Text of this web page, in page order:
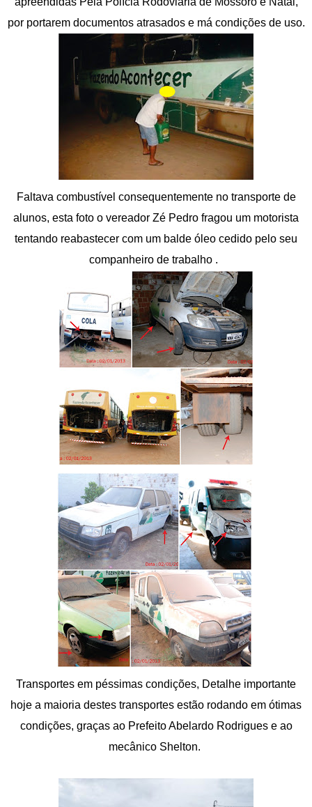
por portarem documentos atrasados e má condições de uso.
Faltava combustível consequentemente no transporte de
alunos, esta foto o vereador Zé Pedro fragou um motorista
tentando reabastecer com um balde óleo cedido pelo seu
companheiro de trabalho .
Transportes em péssimas condições, Detalhe importante
hoje a maioria destes transportes estão rodando em ótimas
condições, graças ao Prefeito Abelardo Rodrigues e ao
mecânico Shelton.